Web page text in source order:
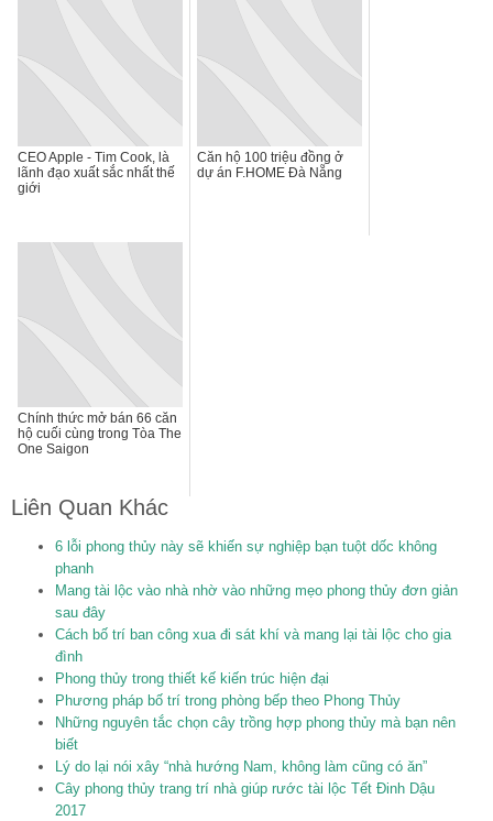
CEO Apple - Tim Cook, là
lãnh đạo xuất sắc nhất thế
giới
Căn hộ 100 triệu đồng ở
dự án F.HOME Đà Nẵng
Chính thức mở bán 66 căn
hộ cuối cùng trong Tòa The
One Saigon
Liên Quan Khác
6 lỗi phong thủy này sẽ khiến sự nghiệp bạn tuột dốc không
phanh
Mang tài lộc vào nhà nhờ vào những mẹo phong thủy đơn giản
sau đây
Cách bố trí ban công xua đi sát khí và mang lại tài lộc cho gia
đình
Phong thủy trong thiết kế kiến trúc hiện đại
Phương pháp bố trí trong phòng bếp theo Phong Thủy
Những nguyên tắc chọn cây trồng hợp phong thủy mà bạn nên
biết
Lý do lại nói xây “nhà hướng Nam, không làm cũng có ăn”
Cây phong thủy trang trí nhà giúp rước tài lộc Tết Đinh Dậu
2017